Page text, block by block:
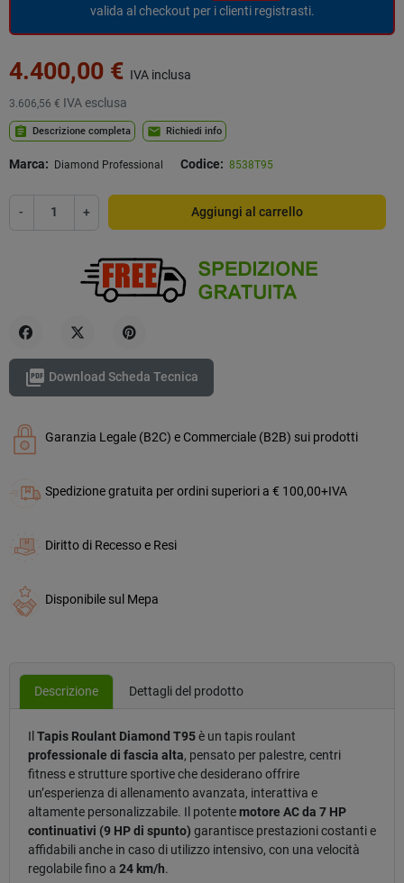
valida al checkout per i clienti registrasti.
4.400,00 € IVA inclusa
3.606,56 € IVA esclusa
assignment Descrizione completa mail Richiedi info
Marca: Diamond Professional Codice: 8538T95
- + Aggiungi al carrello
 Download Scheda Tecnica
Garanzia Legale (B2C) e Commerciale (B2B) sui prodotti
Spedizione gratuita per ordini superiori a € 100,00+IVA
Diritto di Recesso e Resi
Disponibile sul Mepa
Descrizione Dettagli del prodotto
IlTapis Roulant Diamond T95è un tapis roulant
professionale di fascia alta, pensato per palestre, centri
fitness e strutture sportive che desiderano offrire
un’esperienza di allenamento avanzata, interattiva e
altamente personalizzabile. Il potentemotore AC da 7 HP
continuativi (9 HP di spunto) garantisce prestazioni costanti e
affidabili anche in caso di utilizzo intensivo, con una velocità
regolabile fino a 24 km/h.